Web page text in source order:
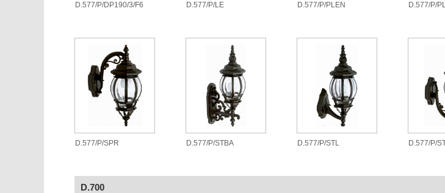
D.577/P/DP190/3/F6 D.577/P/LE D.577/P/PLEN D.577/P/
D.577/P/SPR D.577/P/STBA D.577/P/STL D.577/P/
D.700